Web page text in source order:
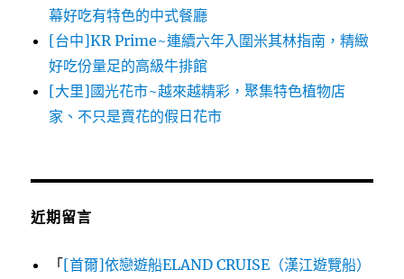
幕好吃有特色的中式餐廳
[台中]KR Prime~連續六年入圍米其林指南，精緻
好吃份量足的高級牛排館
[大里]國光花市~越來越精彩，聚集特色植物店
家、不只是賣花的假日花市
近期留言
「[首爾]依戀遊船ELAND CRUISE（漢江遊覽船）